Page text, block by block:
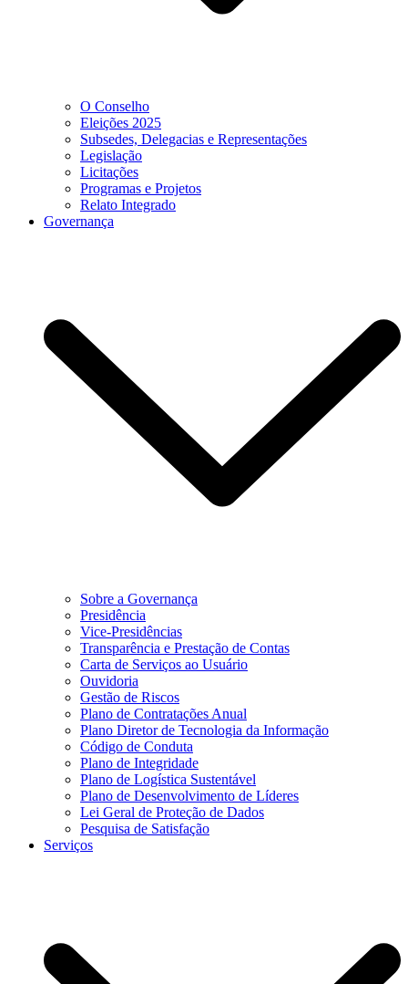
O Conselho
Eleições 2025
Subsedes, Delegacias e Representações
Legislação
Licitações
Programas e Projetos
Relato Integrado
Governança
Sobre a Governança
Presidência
Vice-Presidências
Transparência e Prestação de Contas
Carta de Serviços ao Usuário
Ouvidoria
Gestão de Riscos
Plano de Contratações Anual
Plano Diretor de Tecnologia da Informação
Código de Conduta
Plano de Integridade
Plano de Logística Sustentável
Plano de Desenvolvimento de Líderes
Lei Geral de Proteção de Dados
Pesquisa de Satisfação
Serviços